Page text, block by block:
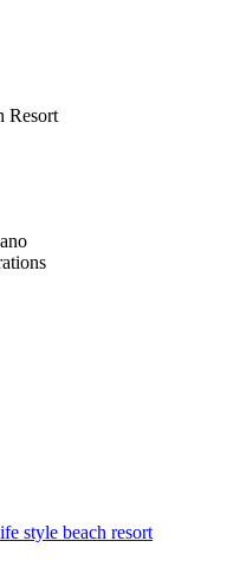
Resort
style beach resort